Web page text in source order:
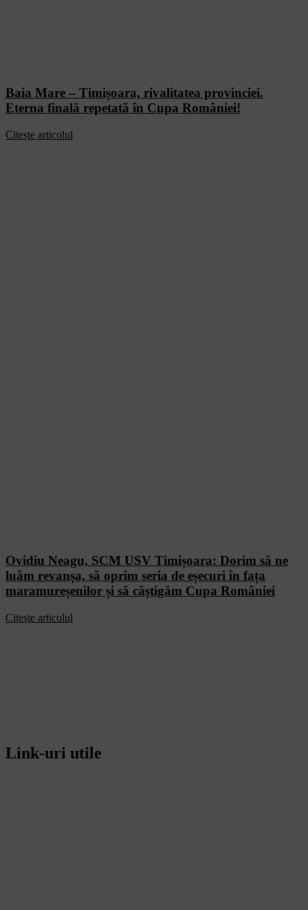
Baia Mare – Timișoara, rivalitatea provinciei.
Eterna finală repetată în Cupa României!
Citește articolul
Ovidiu Neagu, SCM USV Timișoara: Dorim să ne
luăm revanșa, să oprim seria de eșecuri în fața
maramureșenilor și să câștigăm Cupa României
Citește articolul
Link-uri utile